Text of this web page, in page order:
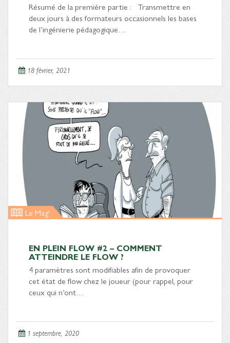
Résumé de la première partie : Transmettre en
deux jours à des formateurs occasionnels les bases
de l’ingénierie pédagogique…
18 février, 2021
Le Mag'
EN PLEIN FLOW #2 – COMMENT
ATTEINDRE LE FLOW ?
4 paramètres sont modifiables afin de provoquer
cet état de flow chez le joueur (pour rappel, pour
ceux qui n’ont…
1 septembre, 2020